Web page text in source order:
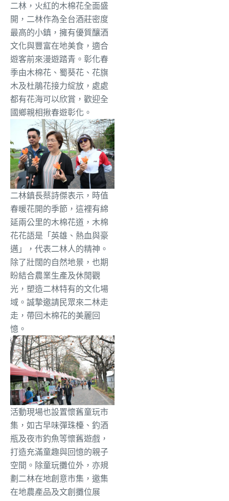
二林，火紅的木棉花全面盛
開，二林作為全台酒莊密度
最高的小鎮，擁有優質釀酒
文化與豐富在地美食，適合
遊客前來漫遊踏青。彰化春
季由木棉花、蜀葵花、花旗
木及杜鵑花接力綻放，處處
都有花海可以欣賞，歡迎全
國鄉親相揪春遊彰化。
二林鎮長蔡詩傑表示，時值
春暖花開的季節，這裡有綿
延兩公里的木棉花道，木棉
花花語是「英雄、熱血與豪
邁」，代表二林人的精神。
除了壯闊的自然地景，也期
盼結合農業生產及休閒觀
光，塑造二林特有的文化場
域。誠摯邀請民眾來二林走
走，帶回木棉花的美麗回
憶。
活動現場也設置懷舊童玩市
集，如古早味彈珠檯、釣酒
瓶及夜市釣魚等懷舊遊戲，
打造充滿童趣與回憶的親子
空間。除童玩攤位外，亦規
劃二林在地創意市集，邀集
在地農產品及文創攤位展